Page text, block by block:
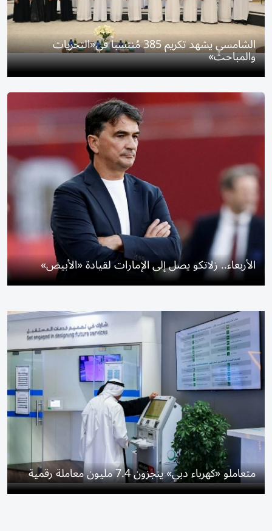
الشامسي يشهد تكريم 385 مُنتسباً في«التحريات
والمباحث»
الأربعاء.. زلاتكو يصل إلى الإمارات لقيادة «الأبيض»
متعاملو «كهرباء دبي» ينجزون 7.4 مليون معاملة رقمية